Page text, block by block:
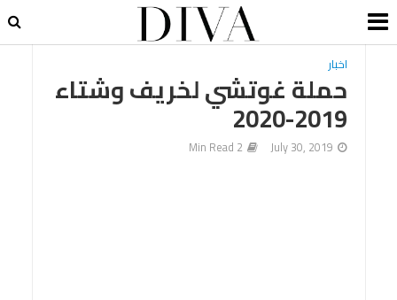
اخبار
حملة غوتشي لخريف وشتاء
2019-2020
July 30, 2019
2 Min Read